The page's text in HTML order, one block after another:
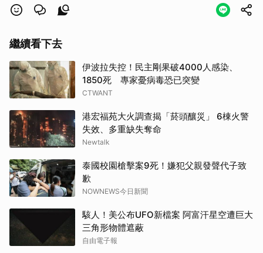
繼續看下去
伊波拉失控！民主剛果破4000人感染、
1850死 專家憂病毒恐已突變
CTWANT
港宏福苑大火調查揭「菸頭釀災」 6棟火警
失效、多重缺失奪命
Newtalk
泰國校園槍擊案9死！嫌犯父親發聲代子致
歉
NOWNEWS今日新聞
駭人！美公布UFO新檔案 阿富汗星空遭巨大
三角形物體遮蔽
自由電子報